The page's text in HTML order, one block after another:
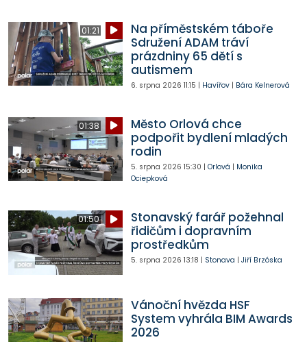
01:21
Na příměstském táboře
Sdružení ADAM tráví
prázdniny 65 dětí s
autismem
6. srpna 2026 11:15 | Havířov| Bára Kelnerová
01:38
Město Orlová chce
podpořit bydlení mladých
rodin
5. srpna 2026 15:30 | Orlová | Monika
Ociepková
01:50
Stonavský farář požehnal
řidičům i dopravním
prostředkům
5. srpna 2026 13:18 | Stonava | Jiří Brzóska
Vánoční hvězda HSF
System vyhrála BIM Awards
2026